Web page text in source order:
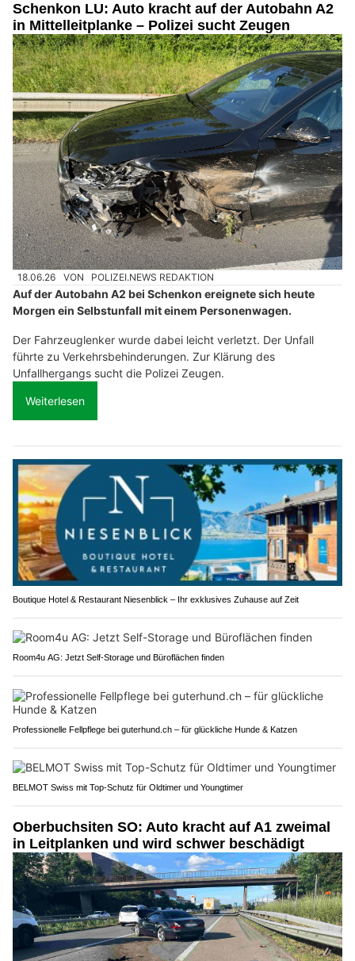
Schenkon LU: Auto kracht auf der Autobahn A2
in Mittelleitplanke – Polizei sucht Zeugen
18.06.26 VON POLIZEI.NEWS REDAKTION
Auf der Autobahn A2 bei Schenkon ereignete sich heute
Morgen ein Selbstunfall mit einem Personenwagen.
Der Fahrzeuglenker wurde dabei leicht verletzt. Der Unfall
führte zu Verkehrsbehinderungen. Zur Klärung des
Unfallhergangs sucht die Polizei Zeugen.
Weiterlesen
Boutique Hotel & Restaurant Niesenblick – Ihr exklusives Zuhause auf Zeit
Room4u AG: Jetzt Self-Storage und Büroflächen finden
Professionelle Fellpflege bei guterhund.ch – für glückliche Hunde & Katzen
BELMOT Swiss mit Top-Schutz für Oldtimer und Youngtimer
Oberbuchsiten SO: Auto kracht auf A1 zweimal
in Leitplanken und wird schwer beschädigt